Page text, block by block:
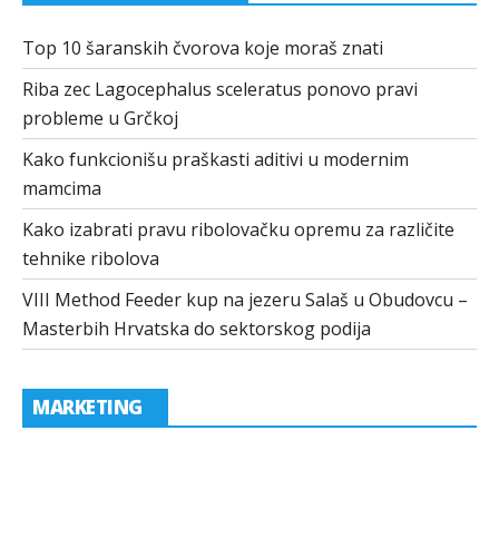
Top 10 šaranskih čvorova koje moraš znati
Riba zec Lagocephalus sceleratus ponovo pravi
probleme u Grčkoj
Kako funkcionišu praškasti aditivi u modernim
mamcima
Kako izabrati pravu ribolovačku opremu za različite
tehnike ribolova
VIII Method Feeder kup na jezeru Salaš u Obudovcu –
Masterbih Hrvatska do sektorskog podija
MARKETING